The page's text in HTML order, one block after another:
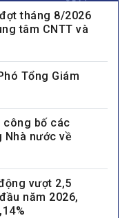
tháng 8/2026
tâm CNTT và
Tổng Giám
công bố các
Nhà nước về
vượt 2,5
năm 2026,